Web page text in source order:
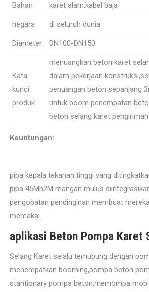
Bahan karet alam,kabel baja
negara di seluruh dunia
Diameter DN100-DN150
Kata
kunci
produk
menuangkan beton karet
dalam pekerjaan
penuangan beton sepanjang
untuk boom penempatan
beton selang karet pengiriman
Keuntungan:
pipa kepala tekanan tinggi yang
pipa 45Mn2M mangan mulus
pengobatan pendinginan membuat
memakai.
aplikasi Beton Pompa Karet
Selang Karet selalu terhubung dengan
menempatkan booming,pompa beton
stantionary pompa beton,memompa